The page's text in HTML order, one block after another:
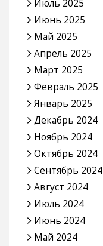
Июль 2025
Июнь 2025
Май 2025
Апрель 2025
Март 2025
Февраль 2025
Январь 2025
Декабрь 2024
Ноябрь 2024
Октябрь 2024
Сентябрь 2024
Август 2024
Июль 2024
Июнь 2024
Май 2024